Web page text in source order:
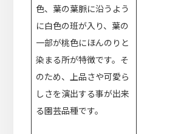
色、葉の葉脈に沿うよう
に白色の班が入り、葉の
一部が桃色にほんのりと
染まる所が特徴です。そ
のため、上品さや可愛ら
しさを演出する事が出来
る園芸品種です。